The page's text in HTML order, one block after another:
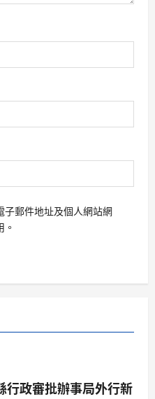
子郵件地址及個人網站網
行政審批辦事局外行新